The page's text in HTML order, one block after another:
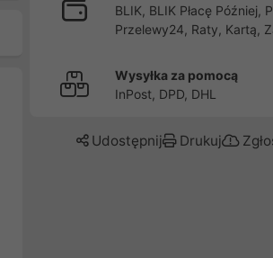
BLIK, BLIK Płacę Później,
Przelewy24, Raty, Kartą,
Wysyłka za pomocą
InPost, DPD, DHL
Udostępnij Drukuj